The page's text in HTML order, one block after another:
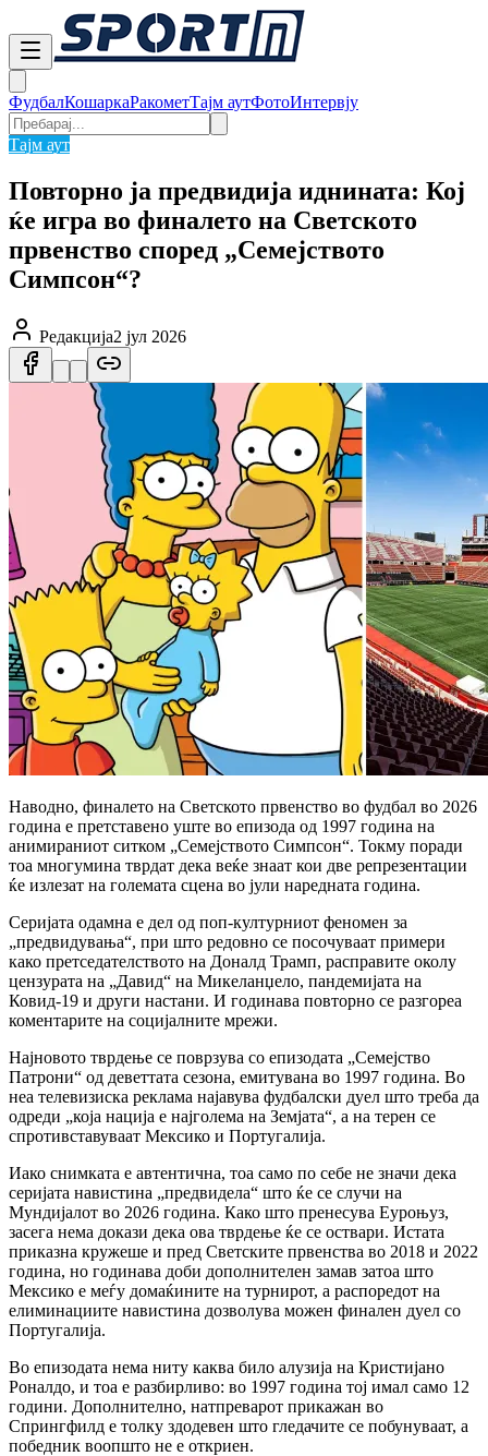
ФудбалКошаркаРакометТајм аутФотоИнтервју
Тајм аут
Повторно ја предвидија иднината: Кој
ќе игра во финалето на Светското
првенство според „Семејството
Симпсон“?
Редакција2 јул 2026
Наводно, финалето на Светското првенство во фудбал во 2026
година е претставено уште во епизода од 1997 година на
анимираниот ситком „Семејството Симпсон“. Токму поради
тоа многумина тврдат дека веќе знаат кои две репрезентации
ќе излезат на големата сцена во јули наредната година.
Серијата одамна е дел од поп-културниот феномен за
„предвидувања“, при што редовно се посочуваат примери
како претседателството на Доналд Трамп, расправите околу
цензурата на „Давид“ на Микеланџело, пандемијата на
Ковид-19 и други настани. И годинава повторно се разгореа
коментарите на социјалните мрежи.
Најновото тврдење се поврзува со епизодата „Семејство
Патрони“ од деветтата сезона, емитувана во 1997 година. Во
неа телевизиска реклама најавува фудбалски дуел што треба да
одреди „која нација е најголема на Земјата“, а на терен се
спротивставуваат Мексико и Португалија.
Иако снимката е автентична, тоа само по себе не значи дека
серијата навистина „предвидела“ што ќе се случи на
Мундијалот во 2026 година. Како што пренесува Еуроњуз,
засега нема докази дека ова тврдење ќе се оствари. Истата
приказна кружеше и пред Светските првенства во 2018 и 2022
година, но годинава доби дополнителен замав затоа што
Мексико е меѓу домаќините на турнирот, а распоредот на
елиминациите навистина дозволува можен финален дуел со
Португалија.
Во епизодата нема ниту каква било алузија на Кристијано
Роналдо, и тоа е разбирливо: во 1997 година тој имал само 12
години. Дополнително, натпреварот прикажан во
Спрингфилд е толку здодевен што гледачите се побунуваат, а
победник воопшто не е откриен.